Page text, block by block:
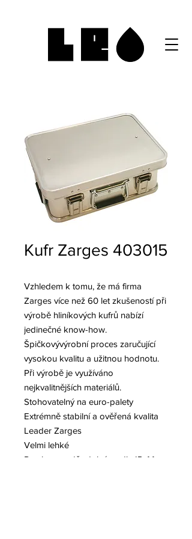
Kufr Zarges 403015
Vzhledem k tomu, že má firma
Zarges více než 60 let zkušeností při
výrobě hliníkových kufrů nabízí
jedinečné know-how.
Špičkovývýrobní proces zaručující
vysokou kvalitu a užitnou hodnotu.
Při výrobě je využíváno
nejkvalitnějších materiálů.
Stohovatelný na euro-palety
Extrémně stabilní a ověřená kvalita
Leader Zarges
Velmi lehké
Prachu a voděodolný podle IP 44